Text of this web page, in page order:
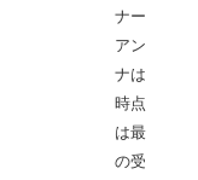
ナー 4
アンテ
ナは現
時点で
は最高
の受信